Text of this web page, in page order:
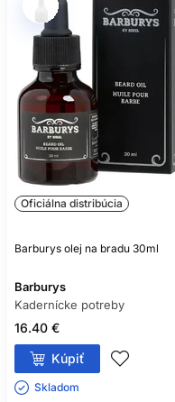
Oficiálna distribúcia
Barburys olej na bradu 30ml
Barburys
Kadernícke potreby
16.40 €
Kúpiť
Skladom ㅤ